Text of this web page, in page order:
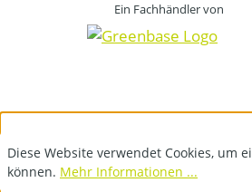
Ein Fachhändler von
Diese Website verwendet Cookies, um
können. Mehr Informationen ...